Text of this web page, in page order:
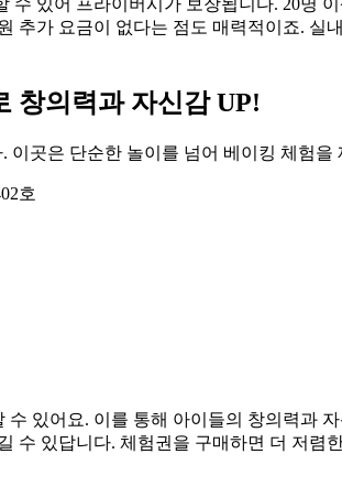
있어 프라이버시가 보장됩니다. 20명
추가 요금이 없다는 점도 매력적이죠. 실
창의력과 자신감 UP!
이곳은 단순한 놀이를 넘어 베이킹 체험
호
있어요. 이를 통해 아이들의 창의력과
수 있답니다. 체험권을 구매하면 더 저렴